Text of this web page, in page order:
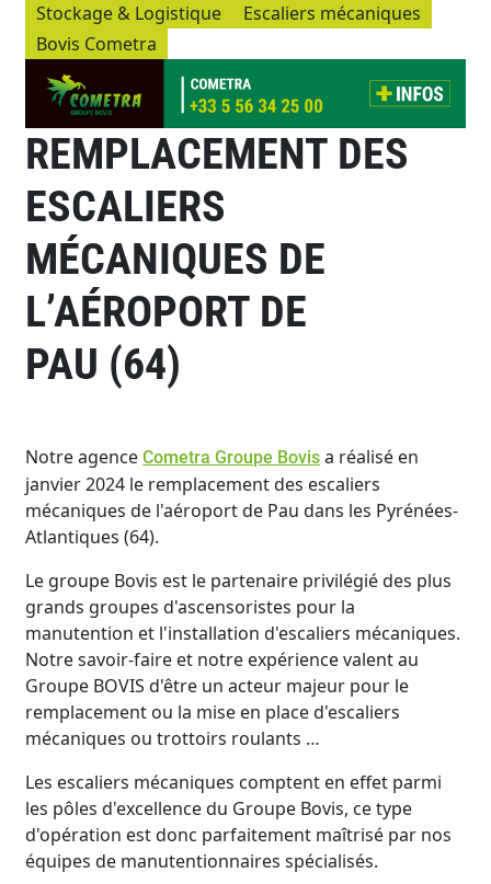
Stockage & Logistique
Escaliers mécaniques
Bovis Cometra
REMPLACEMENT DES
ESCALIERS
MÉCANIQUES DE
L’AÉROPORT DE
PAU (64)
Notre agenceCometra Groupe Bovis a réalisé en
janvier 2024 le remplacement des escaliers
mécaniques de l'aéroport de Pau dans les Pyrénées-
Atlantiques (64).
Le groupe Bovis est le partenaire privilégié des plus
grands groupes d'ascensoristes pour la
manutention et l'installation d'escaliers mécaniques.
Notre savoir-faire et notre expérience valent au
Groupe BOVIS d'être un acteur majeur pour le
remplacement ou la mise en place d'escaliers
mécaniques ou trottoirs roulants …
Les escaliers mécaniques comptent en effet parmi
les pôles d'excellence du Groupe Bovis, ce type
d'opération est donc parfaitement maîtrisé par nos
équipes de manutentionnaires spécialisés.